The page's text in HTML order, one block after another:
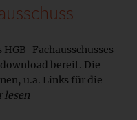
Fachausschusses
bereit. Die
u.a. Links für die
lesen